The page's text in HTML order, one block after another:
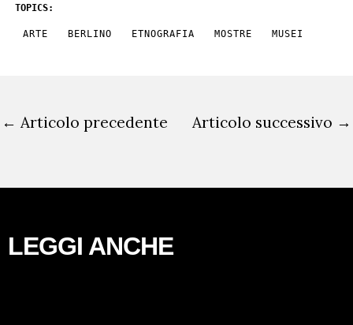
TOPICS:
ARTE BERLINO ETNOGRAFIA MOSTRE MUSEI
← Articolo precedente Articolo successivo →
LEGGI ANCHE